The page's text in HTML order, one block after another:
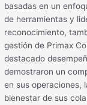
basadas en un
de herramientas y
reconocimiento,
gestión de Primax
destacado
demostraron un
en sus operaciones,
bienestar de sus